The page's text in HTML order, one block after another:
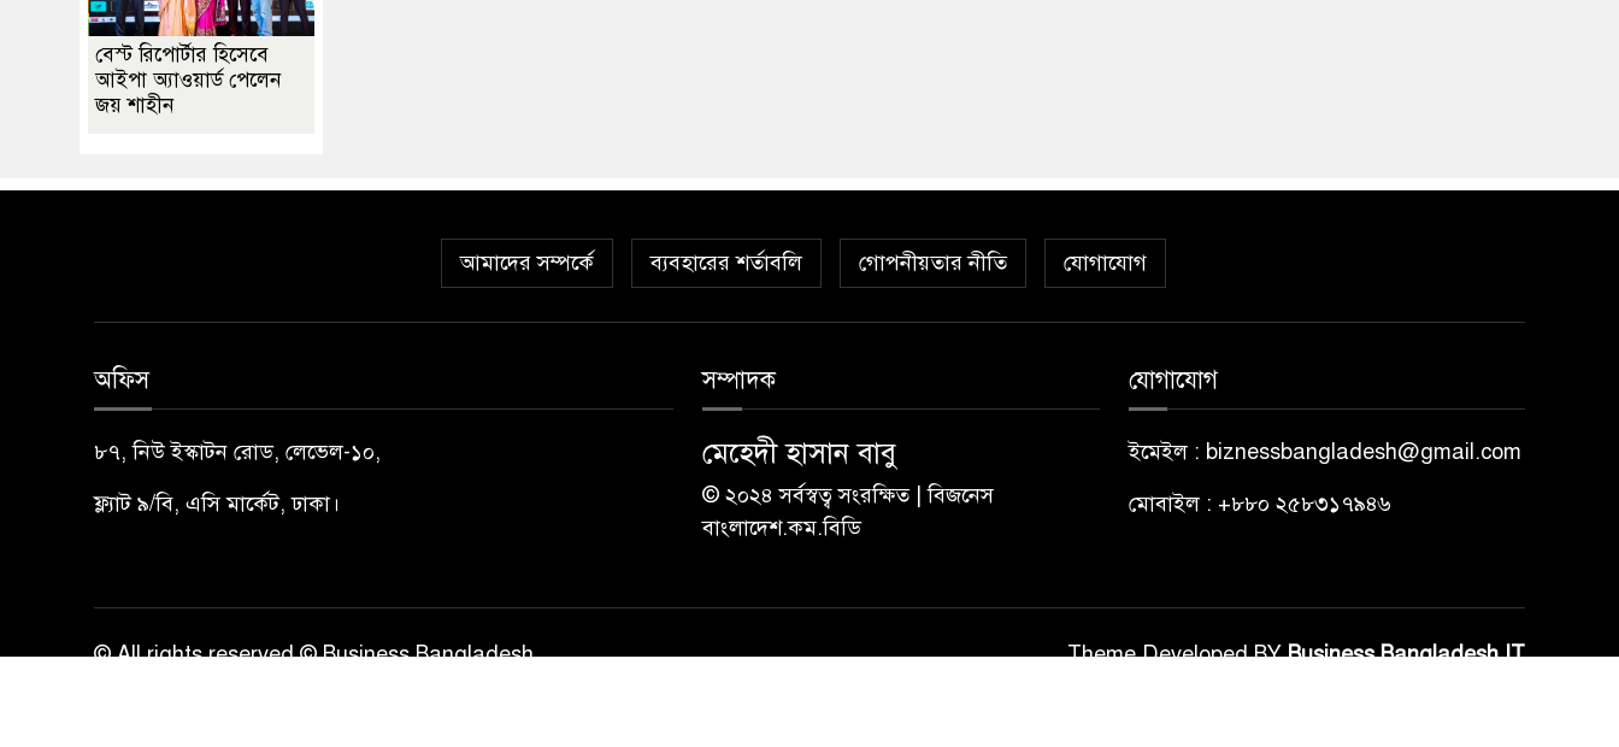
বেস্ট রিপোর্টার হিসেবে
আইপা অ্যাওয়ার্ড পেলেন
জয় শাহীন
আমাদের সম্পর্কে ব্যবহারের শর্তাবলি গোপনীয়তার নীতি যোগাযোগ
অফিস
৮৭, নিউ ইস্কাটন রোড, লেভেল-১০,
ফ্ল্যাট ৯/বি, এসি মার্কেট, ঢাকা।
সম্পাদক
মেহেদী হাসান বাবু
© ২০২৪ সর্বস্বত্ব সংরক্ষিত | বিজনেস
বাংলাদেশ.কম.বিডি
যোগাযোগ
ইমেইল : biznessbangladesh@gmail.com
মোবাইল : +৮৮০ ২৫৮৩১৭৯৪৬
© All rights reserved © Business Bangladesh Theme Developed BYBusiness Bangladesh IT